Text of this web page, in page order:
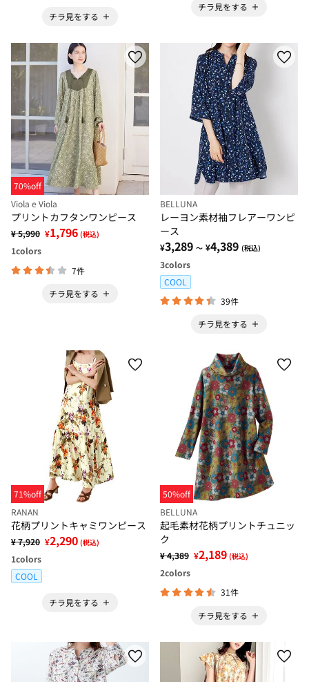
チラ見をする
チラ見をする
70%off
Viola e Viola
プリントカフタンワンピース
¥ 5,990 ¥1,796 (税込)
1colors
7件
チラ見をする
BELLUNA
レーヨン素材袖フレアーワンピ
ース
¥3,289 ～ ¥4,389 (税込)
3colors
COOL
39件
チラ見をする
71%off
RANAN
花柄プリントキャミワンピース
¥ 7,920 ¥2,290 (税込)
1colors
COOL
チラ見をする
50%off
BELLUNA
起毛素材花柄プリントチュニッ
ク
¥ 4,389 ¥2,189 (税込)
2colors
31件
チラ見をする